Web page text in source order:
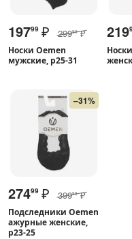
19799 ₽ 29999 ₽
Носки Oemen
мужские, р25-31
219
–31%
27499 ₽ 39999 ₽
Подследники Oemen
ажурные женские,
р23-25